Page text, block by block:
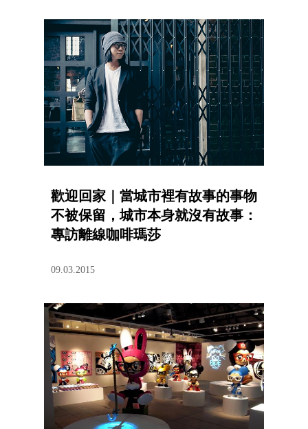
歡迎回家｜當城市裡有故事的事物
不被保留，城市本身就沒有故事：
專訪離線咖啡瑪莎
09.03.2015